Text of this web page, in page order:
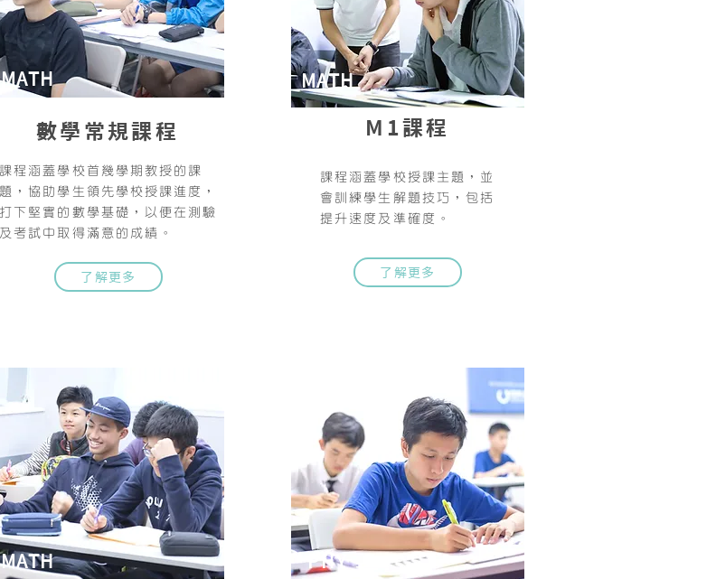
MATH
數學常規課程
課程涵蓋學校首幾學期教授的課
題，協助學生領先學校授課進度，
打下堅實的數學基礎，以便在測驗
及考試中取得滿意的成績。
了解更多
MATH
MATH PHY
M1課程
課程涵蓋學校授課主題，並
會訓練學生解題技巧，包括
提升速度及準確度。
了解更多